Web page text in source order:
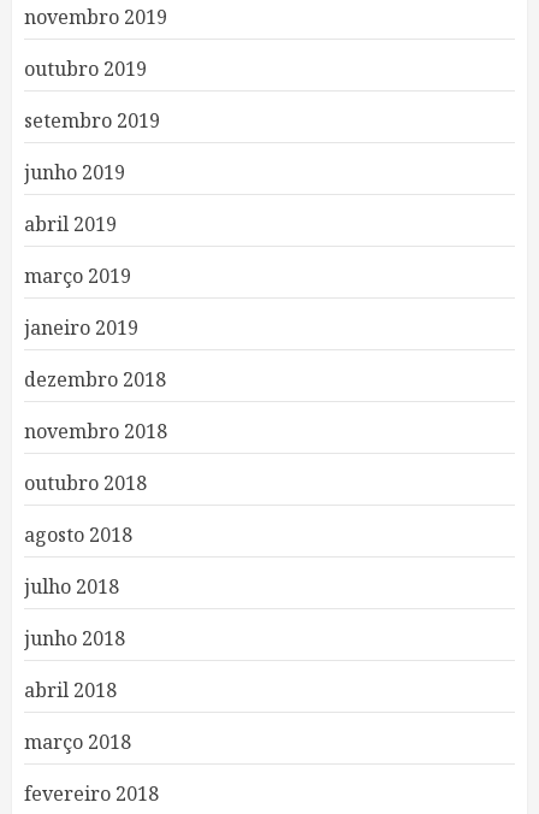
novembro 2019
outubro 2019
setembro 2019
junho 2019
abril 2019
março 2019
janeiro 2019
dezembro 2018
novembro 2018
outubro 2018
agosto 2018
julho 2018
junho 2018
abril 2018
março 2018
fevereiro 2018